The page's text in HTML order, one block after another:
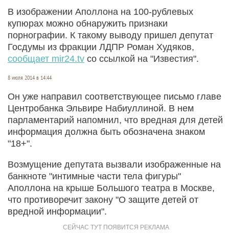
В изображении Аполлона на 100-рублевых
купюрах можно обнаружить признаки
порнографии. К такому выводу пришел депутат
Госдумы из фракции ЛДПР Роман Худяков,
сообщает mir24.tv со ссылкой на "Известия".
8 июля 2014 в 14:44
Он уже направил соответствующее письмо главе
Центробанка Эльвире Набиуллиной. В нем
парламентарий напомнил, что вредная для детей
информация должна быть обозначена знаком
"18+".
Возмущение депутата вызвали изображенные на
банкноте "интимные части тела фигуры"
Аполлона на крыше Большого театра в Москве,
что противоречит закону "О защите детей от
вредной информации".